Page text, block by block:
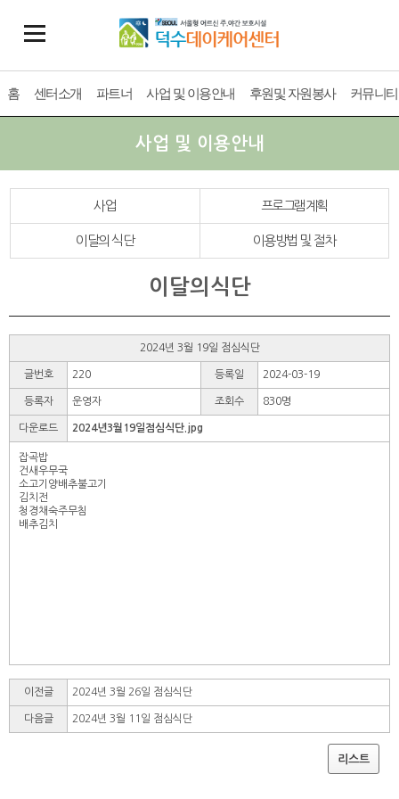
홈 센터소개 파트너 사업 및 이용안내 후원및 자원봉사 커뮤니티
사업 및 이용안내
사업 프로그램계획
이달의 식단 이용방법 및 절차
이달의식단
2024년 3월 19일 점심식단
글번호 220 등록일 2024-03-19
등록자 운영자 조회수 830명
다운로드 2024년3월19일점심식단.jpg
잡곡밥
건새우무국
소고기양배추불고기
김치전
청경채숙주무침
배추김치
이전글 2024년 3월 26일 점심식단
다음글 2024년 3월 11일 점심식단
리스트